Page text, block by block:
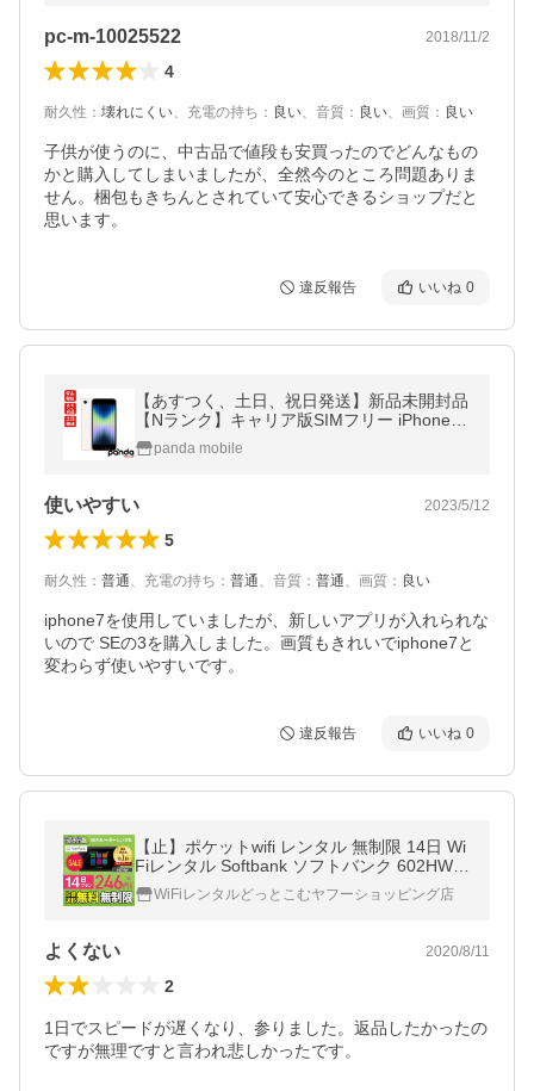
pc-m-10025522 2018/11/2
4
耐久性 ： 壊れにくい、 充電の持ち ： 良い、 音質 ： 良い、 画質 ： 良い
子供が使うのに、中古品で値段も安買ったのでどんなもの
かと購入してしまいましたが、全然今のところ問題ありま
せん。梱包もきちんとされていて安心できるショップだと
思います。
違反報告 いいね 0
【あすつく、土日、祝日発送】新品未開封品
【Nランク】キャリア版SIMフリー iPhoneS
E (第3世代) 64GB スターライト MMYD3J/A
panda mobile
使いやすい 2023/5/12
5
耐久性 ： 普通、 充電の持ち ： 普通、 音質 ： 普通、 画質 ： 良い
iphone7を使用していましたが、新しいアプリが入れられな
いので SEの3を購入しました。画質もきれいでiphone7と
変わらず使いやすいです。
違反報告 いいね 0
【止】ポケットwifi レンタル 無制限 14日 Wi
Fiレンタル Softbank ソフトバンク 602HW
入院 テレワーク 在宅勤務
WiFiレンタルどっとこむヤフーショッピング店
よくない 2020/8/11
2
1日でスピードが遅くなり、参りました。返品したかったの
ですが無理ですと言われ悲しかったです。